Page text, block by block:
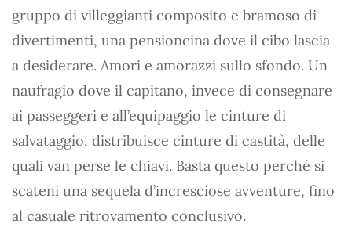
gruppo di villeggianti composito e bramoso di
divertimenti, una pensioncina dove il cibo lascia
a desiderare. Amori e amorazzi sullo sfondo. Un
naufragio dove il capitano, invece di consegnare
ai passeggeri e all’equipaggio le cinture di
salvataggio, distribuisce cinture di castità, delle
quali van perse le chiavi. Basta questo perché si
scateni una sequela d’incresciose avventure, fino
al casuale ritrovamento conclusivo.